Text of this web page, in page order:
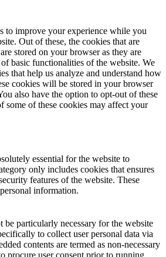
to improve your experience while you
Out of these, the cookies that are
stored on your browser as they are
basic functionalities of the website. We
that help us analyze and understand how
cookies will be stored in your browser
also have the option to opt-out of these
some of these cookies may affect your
essential for the website to
only includes cookies that ensures
features of the website. These
information.
be particularly necessary for the website
to collect user personal data via
contents are termed as non-necessary
procure user consent prior to running